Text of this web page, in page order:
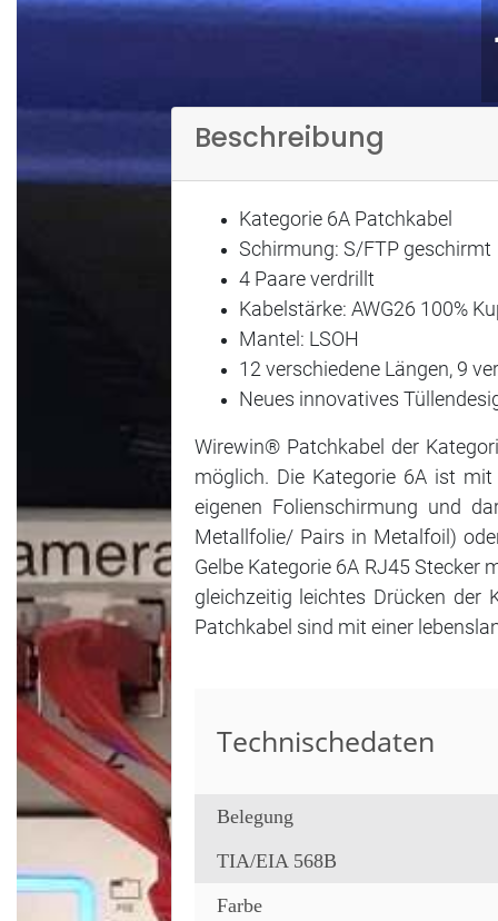
Beschreibung
Kategorie 6A Patchkabel
Schirmung: S/FTP geschirmt
4 Paare verdrillt
Kabelstärke: AWG26 100%
Mantel: LSOH
12 verschiedene Längen, 9
Neues innovatives
Wirewin® Patchkabel der
möglich. Die Kategorie 6A ist
eigenen Folienschirmung und
Metallfolie/ Pairs in Metalfoil)
Gelbe Kategorie 6A RJ45
gleichzeitig leichtes Drücken der
Patchkabel sind mit einer
Technischedaten
Belegung
TIA/EIA 568B
Farbe